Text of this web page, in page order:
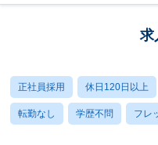
求
正社員採用 休日120日以上
転勤なし 学歴不問 フレ